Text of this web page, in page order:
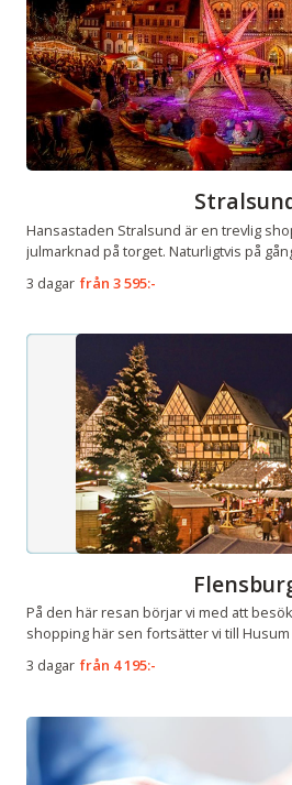
Hansastaden Stralsund är en trevlig
julmarknad på torget. Naturligtvis på
3 dagar från3 595:-
På den här resan börjar vi med att
shopping här sen fortsätter vi till Husum
3 dagar från 4 195:-